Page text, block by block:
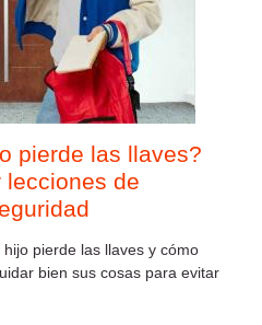
pierde las llaves?
lecciones de
pierde las llaves y cómo
bien sus cosas para evitar